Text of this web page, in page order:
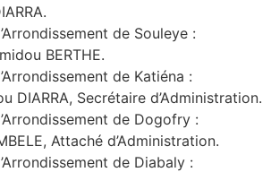
de Souleye :
BERTHE.
de Katiéna :
DIARRA, Secrétaire d’Administration.
de Dogofry :
Attaché d’Administration.
de Diabaly :